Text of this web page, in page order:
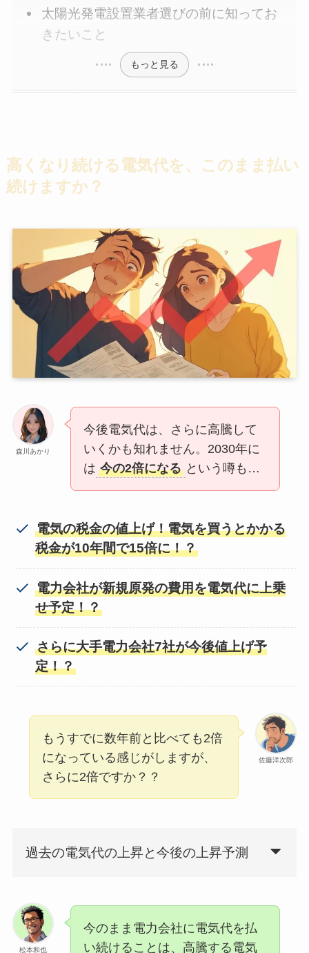
太陽光発電設置業者選びの前に知ってお
きたいこと
もっと見る
高くなり続ける電気代を、このまま払い
続けますか？
森川あかり
今後電気代は、さらに高騰して
いくかも知れません。2030年に
は 今の2倍になる という噂も…
電気の税金の値上げ！電気を買うとかかる
税金が10年間で15倍に！？
電力会社が新規原発の費用を電気代に上乗
せ予定！？
さらに大手電力会社7社が今後値上げ予
定！？
佐藤洋次郎
もうすでに数年前と比べても2倍
になっている感じがしますが、
さらに2倍ですか？？
過去の電気代の上昇と今後の上昇予測
松本和也
今のまま電力会社に電気代を払
い続けることは、高騰する電気